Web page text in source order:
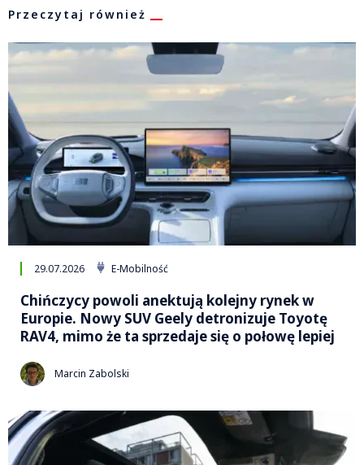
Przeczytaj również
29.07.2026 E-Mobilność
Chińczycy powoli anektują kolejny rynek w
Europie. Nowy SUV Geely detronizuje Toyotę
RAV4, mimo że ta sprzedaje się o połowę lepiej
Marcin Zabolski